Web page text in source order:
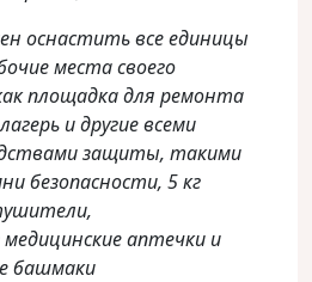
оснастить все единицы
места своего
площадка для ремонта
и другие всеми
защиты, такими
безопасности, 5 кг
аптечки и
башмаки